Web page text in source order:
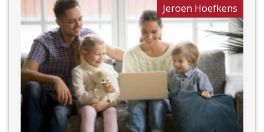
Jeroen Hoefkens